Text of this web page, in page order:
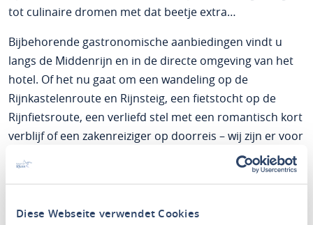
Diese Webseite verwendet Cookies
tot culinaire dromen met dat beetje extra…
Bijbehorende gastronomische aanbiedingen vindt u
langs de Middenrijn en in de directe omgeving van het
hotel. Of het nu gaat om een wandeling op de
Rijnkastelenroute en Rijnsteig, een fietstocht op de
Rijnfietsroute, een verliefd stel met een romantisch kort
verblijf of een zakenreiziger op doorreis – wij zijn er voor